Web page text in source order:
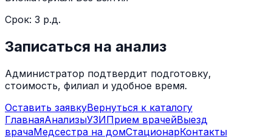
Срок: 3 р.д.
Записаться на анализ
Администратор подтвердит подготовку,
стоимость, филиал и удобное время.
Оставить заявкуВернуться к каталогу
ГлавнаяАнализыУЗИПрием врачейВыезд
врачаМедсестра на домСтационарКонтакты